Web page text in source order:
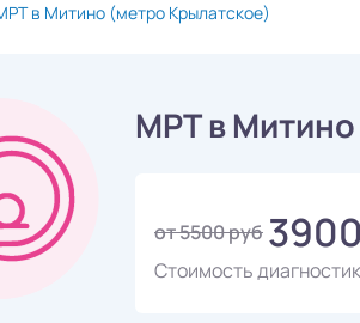
в Митино (метро Крылатское)
МРТ в
от 5500 руб
Стоимость